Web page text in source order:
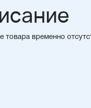
товара временно